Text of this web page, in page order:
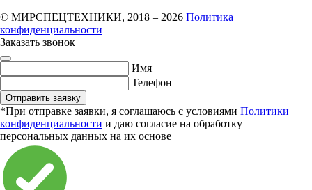
© МИРСПЕЦТЕХНИКИ, 2018 – 2026 Политика
конфиденциальности
Заказать звонок
Имя
Телефон
Отправить заявку
*При отправке заявки, я соглашаюсь с условиями Политики
конфиденциальности и даю согласие на обработку
персональных данных на их основе